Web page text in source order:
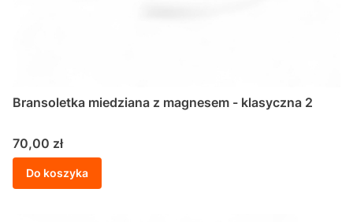
Bransoletka miedziana z magnesem - klasyczna 2
Cena
70,00 zł
Do koszyka